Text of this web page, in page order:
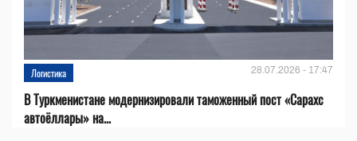
Логистика 28.07.2026 - 17:47
В Туркменистане модернизировали таможенный пост «Сарахс
автоёллары» на...